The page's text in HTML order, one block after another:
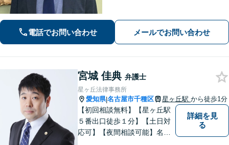
籍」トラブル等に対し状況に応じて適
切に問題解決を図ります。
電話でお問い合わせ メールでお問い合わせ
宮城 佳典 弁護士
星ヶ丘法律事務所
愛知県|名古屋市千種区 星ヶ丘駅 から徒歩1分
【初回相談無料】【星ヶ丘駅
５番出口徒歩１分】【土日対
応可】【夜間相談可能】名古
詳細を見
る